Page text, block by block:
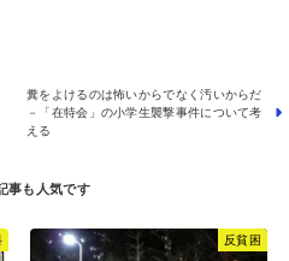
糞をよけるのは怖いからでなく汚いからだ
－「在特会」の小学生襲撃事件について考
える
反貧困